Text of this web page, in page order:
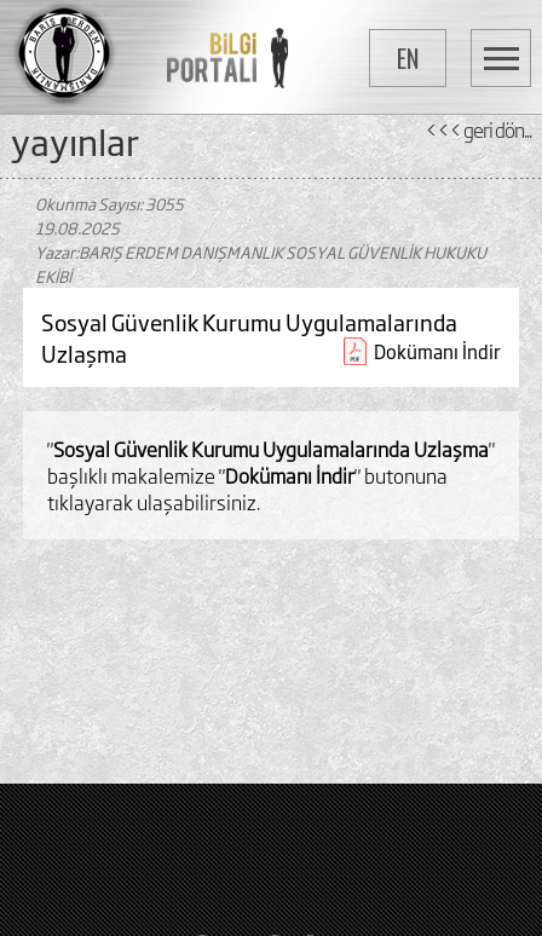
EN
yayinlar <<< geri dön...
Okunma Sayısı: 3055
19.08.2025
Yazar:BARIŞ ERDEM DANIŞMANLIK SOSYAL GÜVENLİK HUKUKU
EKİBİ
Sosyal Güvenlik Kurumu Uygulamalarında
Uzlaşma
Dokümanı İndir
"Sosyal Güvenlik Kurumu Uygulamalarında Uzlaşma"
başlıklı makalemize "Dokümanı İndir" butonuna
tıklayarak ulaşabilirsiniz.